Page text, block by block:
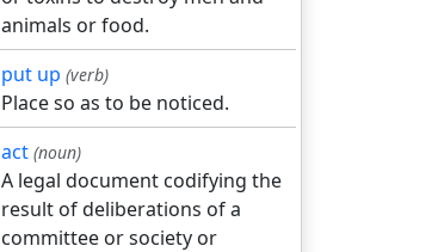
animals or food.
put up (verb)
Place so as to be noticed.
act (noun)
A legal document codifying the
result of deliberations of a
committee or society or